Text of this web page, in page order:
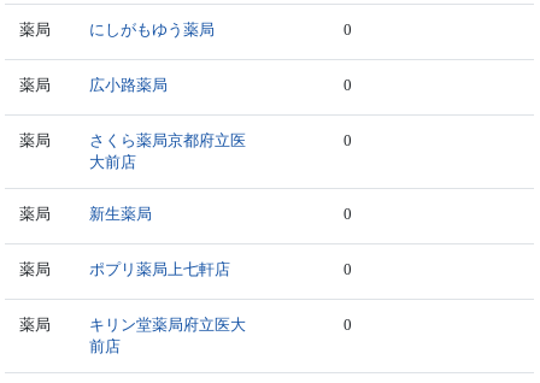
薬局 にしがもゆう薬局 0
薬局 広小路薬局 0
薬局
さくら薬局京都府立医
大前店
0
薬局 新生薬局 0
薬局 ポプリ薬局上七軒店 0
薬局
キリン堂薬局府立医大
前店
0